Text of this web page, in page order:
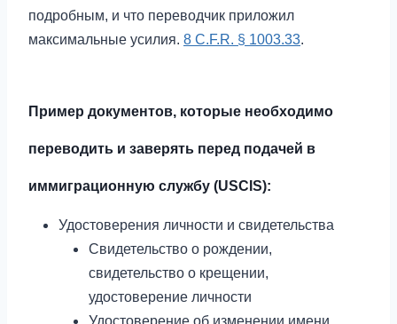
подробным, и что переводчик приложил
максимальные усилия. 8 C.F.R. § 1003.33.
Пример документов, которые необходимо
переводить и заверять перед подачей в
иммиграционную службу (USCIS):
Удостоверения личности и свидетельства
Свидетельство о рождении,
свидетельство о крещении,
удостоверение личности
Удостоверение об изменении имени